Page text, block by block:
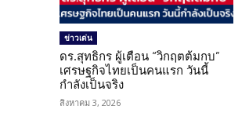
ข่าวเด่น
ดร.สุทธิกร ผู้เตือน “วิกฤตต้มกบ”
เศรษฐกิจไทยเป็นคนแรก วันนี้
กำลังเป็นจริง
สิงหาคม 3, 2026